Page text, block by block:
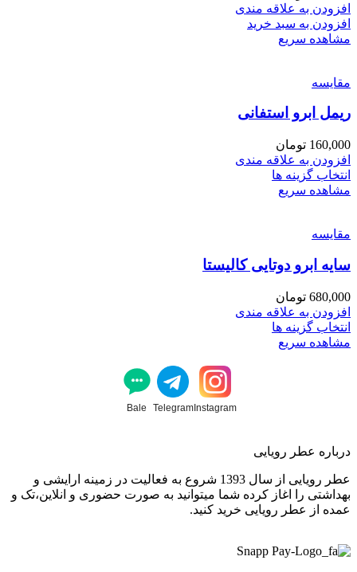
افزودن به علاقه مندی
افزودن به سبد خرید
مشاهده سریع
مقایسه
ریمل ابرو استفانی
160,000 تومان
افزودن به علاقه مندی
انتخاب گزینه ها
مشاهده سریع
مقایسه
سایه ابرو دوتایی کالیستا
680,000 تومان
افزودن به علاقه مندی
انتخاب گزینه ها
مشاهده سریع
Instagram
Telegram
Bale
درباره عطر رویایی
عطر رویایی از سال 1393 شروع به فعالیت در زمینه ارایشی و
بهداشتی را اغاز کرده شما میتوانید به صورت حضوری و انلاین،تک و
عمده از عطر رویایی خرید کنید.